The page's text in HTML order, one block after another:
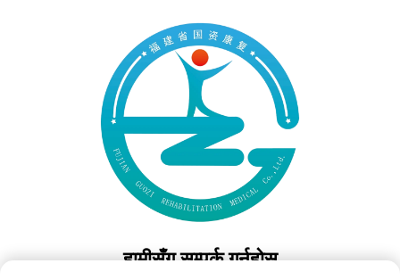
हामीसँग सम्पर्क गर्नुहोस्